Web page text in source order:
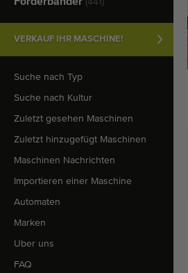
(441)
VERKAUF IHR MASCHINE!
Suche nach Typ
Suche nach Kultur
Zuletzt gesehen Maschinen
Zuletzt hinzugefügt Maschinen
Maschinen Nachrichten
Importieren einer Maschine
Automaten
Marken
Uber uns
FAQ